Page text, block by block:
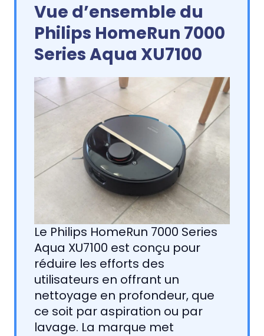
Vue d’ensemble du
Philips HomeRun 7000
Series Aqua XU7100
Le Philips HomeRun 7000 Series
Aqua XU7100 est conçu pour
réduire les efforts des
utilisateurs en offrant un
nettoyage en profondeur, que
ce soit par aspiration ou par
lavage. La marque met